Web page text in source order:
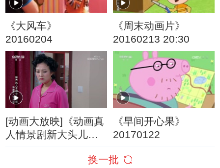
《大风车》
20160204
《周末动画片》
20160213 20:30
[动画大放映]《动画真
人情景剧新大头儿子
《早间开心果》
20170122
换一批